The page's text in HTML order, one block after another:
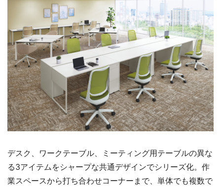
デスク、ワークテーブル、ミーティング用テーブルの異な
る3アイテムをシャープな共通デザインでシリーズ化。作
業スペースから打ち合わせコーナーまで、単体でも複数で